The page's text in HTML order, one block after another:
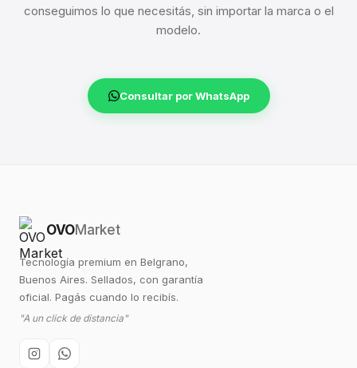
conseguimos lo que necesitás, sin importar la marca o el
modelo.
Consultar por WhatsApp
OVOMarket
Tecnología premium en Belgrano,
Buenos Aires. Sellados, con garantía
oficial. Pagás cuando lo recibís.
"A un click de distancia"